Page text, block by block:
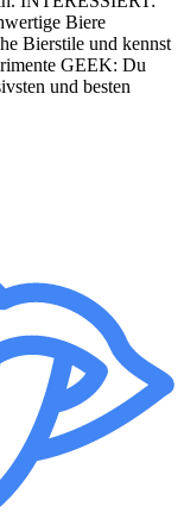
Biere
Bierstile und kennst
GEEK: Du
und besten